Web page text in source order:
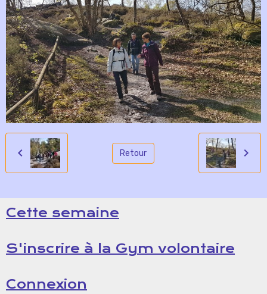
Retour
Cette semaine
S'inscrire à la Gym volontaire
Connexion